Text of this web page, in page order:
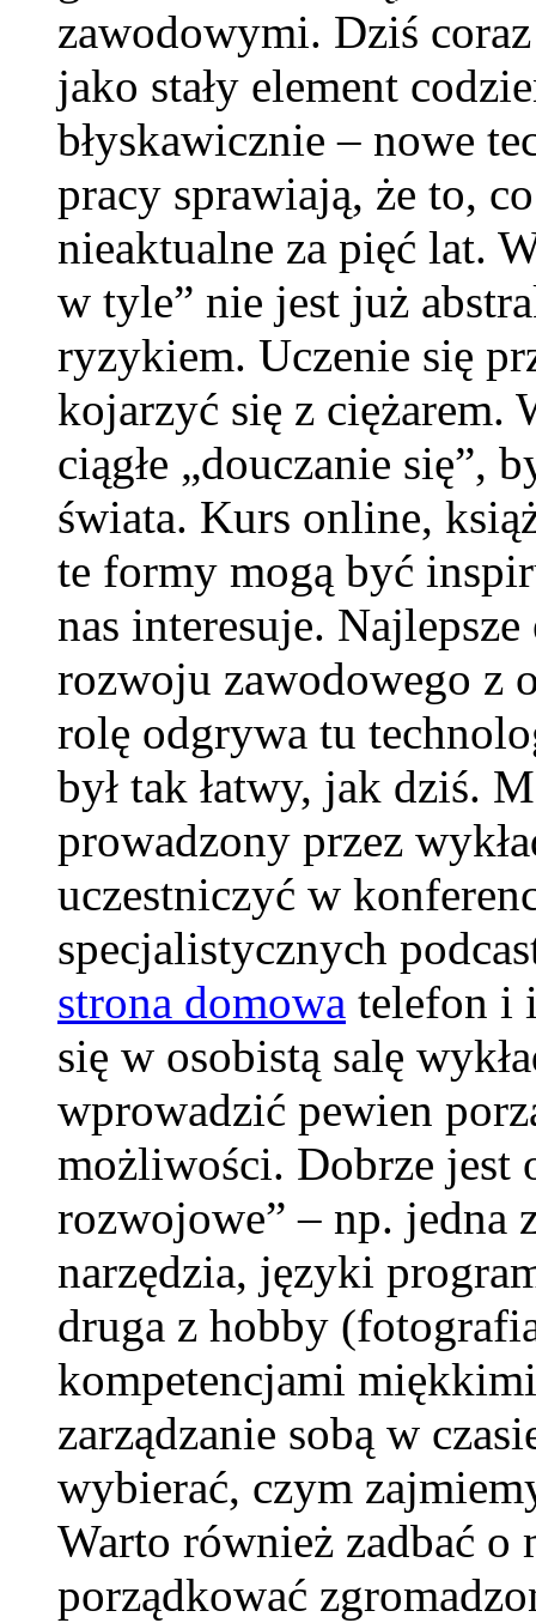
zawodowymi. Dziś
jako stały element
błyskawicznie – nowe
pracy sprawiają, że to,
nieaktualne za pięć lat.
w tyle” nie jest już
ryzykiem. Uczenie się
kojarzyć się z ciężarem.
ciągłe „douczanie się”,
świata. Kurs online,
te formy mogą być
nas interesuje.
rozwoju zawodowego z
rolę odgrywa tu
był tak łatwy, jak dziś.
prowadzony przez
uczestniczyć w
specjalistycznych
strona domowa telefon i
się w osobistą salę
wprowadzić pewien
możliwości. Dobrze jest
rozwojowe” – np. jedna
narzędzia, języki
druga z hobby
kompetencjami
zarządzanie sobą w
wybierać, czym
Warto również zadbać
porządkować